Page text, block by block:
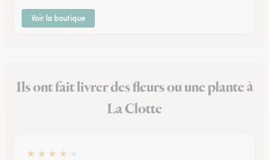
Voir la boutique
Ils ont fait livrer des fleurs ou une plante à
La Clotte
★ ★ ★ ★